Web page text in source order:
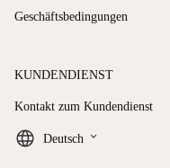
Geschäftsbedingungen
KUNDENDIENST
Kontakt zum Kundendienst
Deutsch keyboard_arrow_down